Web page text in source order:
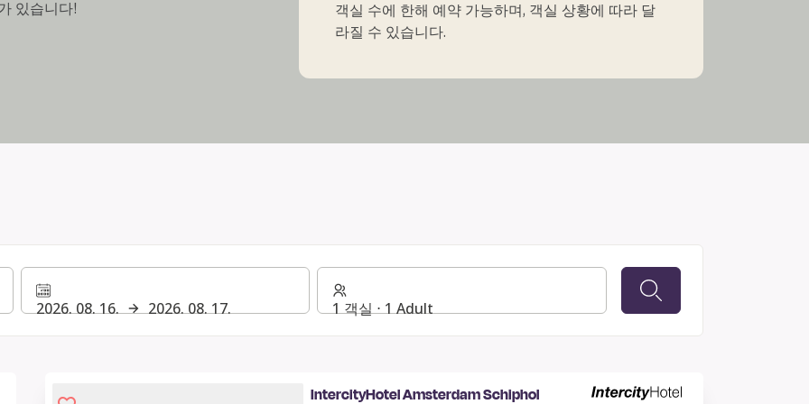
있습니다!
객실 수에 한해 예약 가능하며, 객실 상황에 따라 달
라질 수 있습니다.
2026. 08. 16. 2026. 08. 17. 1 객실 ⋅ 1 Adult
IntercityHotel Amsterdam Schiphol